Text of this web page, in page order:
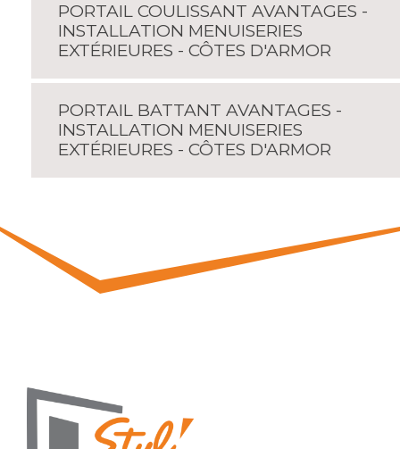
PORTAIL COULISSANT AVANTAGES -
INSTALLATION MENUISERIES
EXTÉRIEURES - CÔTES D'ARMOR
PORTAIL BATTANT AVANTAGES -
INSTALLATION MENUISERIES
EXTÉRIEURES - CÔTES D'ARMOR